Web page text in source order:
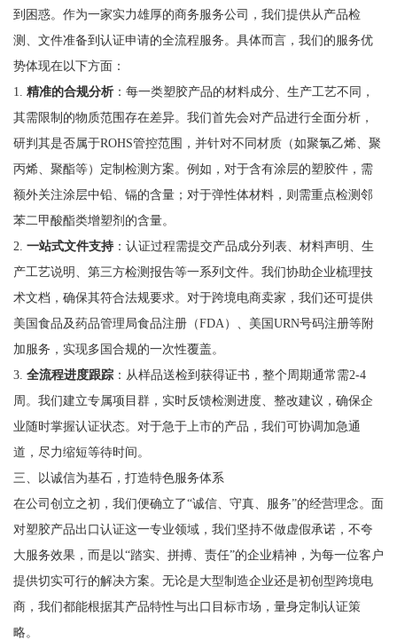
到困惑。作为一家实力雄厚的商务服务公司，我们提供从产品检
测、文件准备到认证申请的全流程服务。具体而言，我们的服务优
势体现在以下方面：
1. 精准的合规分析：每一类塑胶产品的材料成分、生产工艺不同，
其需限制的物质范围存在差异。我们首先会对产品进行全面分析，
研判其是否属于ROHS管控范围，并针对不同材质（如聚氯乙烯、聚
丙烯、聚酯等）定制检测方案。例如，对于含有涂层的塑胶件，需
额外关注涂层中铅、镉的含量；对于弹性体材料，则需重点检测邻
苯二甲酸酯类增塑剂的含量。
2. 一站式文件支持：认证过程需提交产品成分列表、材料声明、生
产工艺说明、第三方检测报告等一系列文件。我们协助企业梳理技
术文档，确保其符合法规要求。对于跨境电商卖家，我们还可提供
美国食品及药品管理局食品注册（FDA）、美国URN号码注册等附
加服务，实现多国合规的一次性覆盖。
3. 全流程进度跟踪：从样品送检到获得证书，整个周期通常需2-4
周。我们建立专属项目群，实时反馈检测进度、整改建议，确保企
业随时掌握认证状态。对于急于上市的产品，我们可协调加急通
道，尽力缩短等待时间。
三、以诚信为基石，打造特色服务体系
在公司创立之初，我们便确立了“诚信、守真、服务”的经营理念。面
对塑胶产品出口认证这一专业领域，我们坚持不做虚假承诺，不夸
大服务效果，而是以“踏实、拼搏、责任”的企业精神，为每一位客户
提供切实可行的解决方案。无论是大型制造企业还是初创型跨境电
商，我们都能根据其产品特性与出口目标市场，量身定制认证策
略。